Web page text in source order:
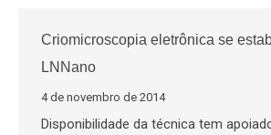
Criomicroscopia eletrônica se
LNNano
4 de novembro de 2014
Disponibilidade da técnica tem